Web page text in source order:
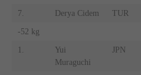
7. Derya Cidem TUR
-52 kg
1.
Yui
Muraguchi
JPN